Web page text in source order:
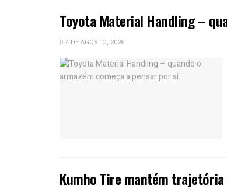
Toyota Material Handling –
4 DE AGOSTO, 2026
Kumho Tire mantém